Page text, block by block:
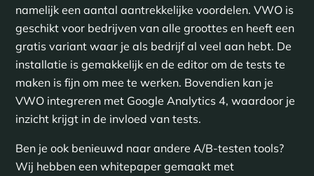
namelijk een aantal aantrekkelijke voordelen. VWO is
geschikt voor bedrijven van alle groottes en heeft een
gratis variant waar je als bedrijf al veel aan hebt. De
installatie is gemakkelijk en de editor om de tests te
maken is fijn om mee te werken. Bovendien kan je
VWO integreren met Google Analytics 4, waardoor je
inzicht krijgt in de invloed van tests.
Ben je ook benieuwd naar andere A/B-testen tools?
Wij hebben een whitepaper gemaakt met